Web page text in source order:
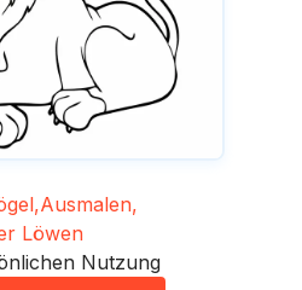
Ausmalen,
Löwen
Nutzung